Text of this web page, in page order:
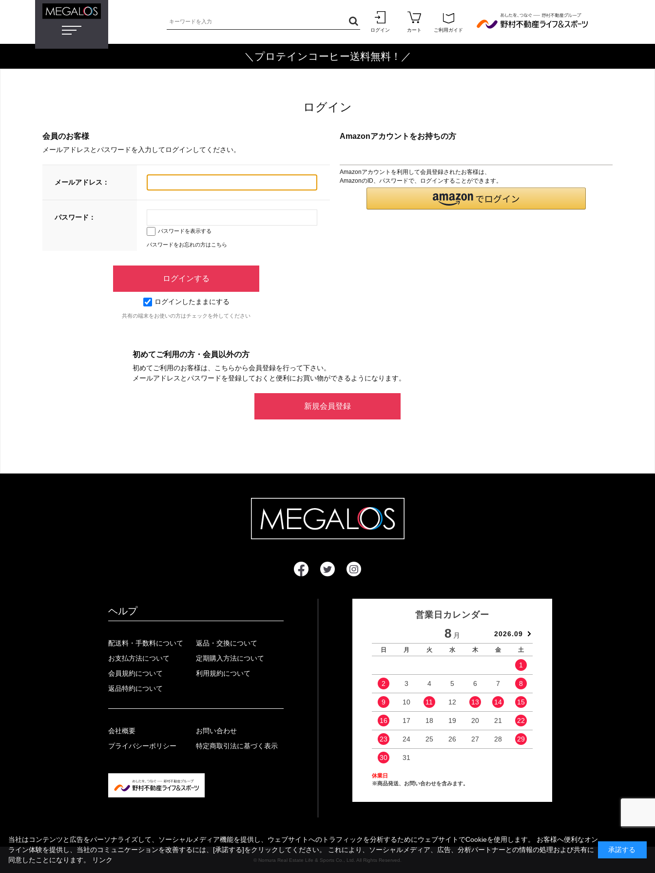
ログイン カート ご利用ガイド
＼プロテインコーヒー送料無料！／
ログイン
会員のお客様
メールアドレスとパスワードを入力してログインしてください。
メールアドレス：
パスワード：
パスワードを表示する
パスワードをお忘れの方はこちら
ログインしたままにする
共有の端末をお使いの方はチェックを外してください
Amazonアカウントをお持ちの方
Amazonアカウントを利用して会員登録されたお客様は、
AmazonのID、パスワードで、ログインすることができます。
初めてご利用の方・会員以外の方
初めてご利用のお客様は、こちらから会員登録を行って下さい。
メールアドレスとパスワードを登録しておくと便利にお買い物ができるようになります。
ヘルプ
配送料・手数料について
お支払方法について
会員規約について
返品特約について
返品・交換について
定期購入方法について
利用規約について
会社概要
プライバシーポリシー
お問い合わせ
特定商取引法に基づく表示
営業日カレンダー
8 月 2026.09
日 月 火 水 木 金 土
1
2 3 4 5 6 7 8
9 10 11 12 13 14 15
16 17 18 19 20 21 22
23 24 25 26 27 28 29
30 31
休業日
※商品発送、お問い合わせを含みます。
© Nomura Real Estate Life & Sports Co., Ltd. All Rights Reserved.
当社はコンテンツと広告をパーソナライズして、ソーシャルメディア機能を提供し、ウェブサイトへのトラフィックを分析するためにウェブサイトでCookieを使用します。 お客様へ便利なオン
ライン体験を提供し、当社のコミュニケーションを改善するには、[承諾する]をクリックしてください。 これにより、ソーシャルメディア、広告、分析パートナーとの情報の処理および共有に
同意したことになります。
リンク
承諾する